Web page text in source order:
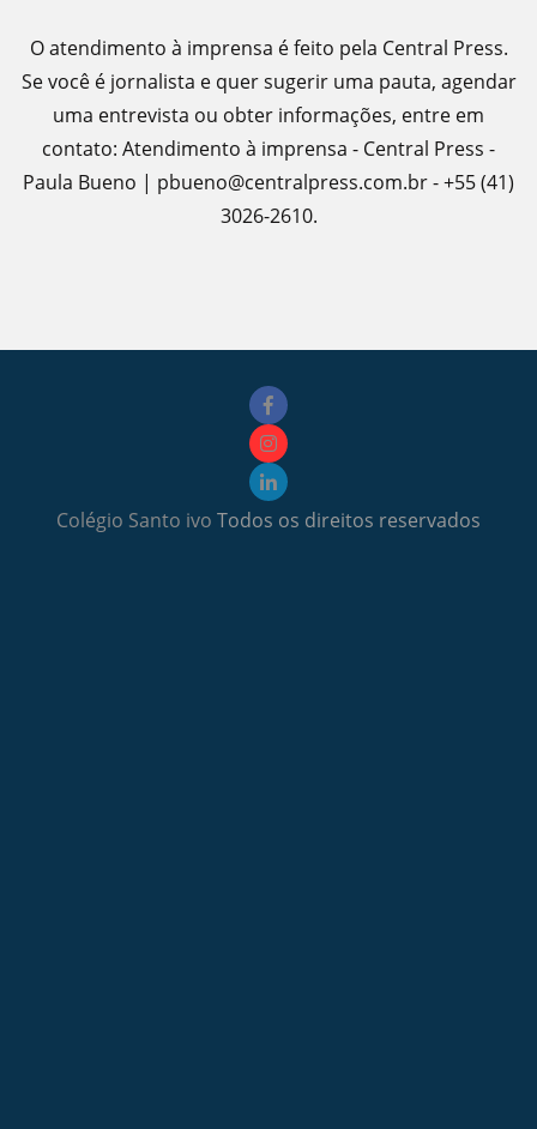
O atendimento à imprensa é feito pela Central Press.
Se você é jornalista e quer sugerir uma pauta, agendar
uma entrevista ou obter informações, entre em
contato: Atendimento à imprensa - Central Press -
Paula Bueno | pbueno@centralpress.com.br - +55 (41)
3026-2610.
Colégio Santo ivo Todos os direitos reservados